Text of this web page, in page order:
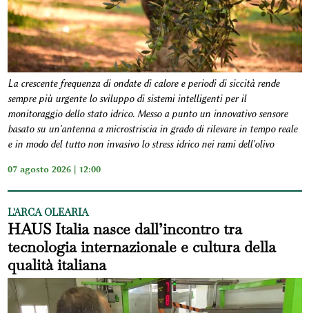
La crescente frequenza di ondate di calore e periodi di siccità rende
sempre più urgente lo sviluppo di sistemi intelligenti per il
monitoraggio dello stato idrico. Messo a punto un innovativo sensore
basato su un'antenna a microstriscia in grado di rilevare in tempo reale
e in modo del tutto non invasivo lo stress idrico nei rami dell'olivo
07 agosto 2026 | 12:00
L'ARCA OLEARIA
HAUS Italia nasce dall’incontro tra
tecnologia internazionale e cultura della
qualità italiana